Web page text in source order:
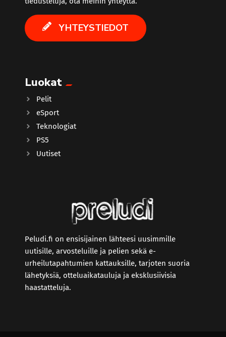
YHTEYSTIEDOT
Luokat
Pelit
eSport
Teknologiat
PS5
Uutiset
Peludi.fi on ensisijainen lähteesi uusimmille
uutisille, arvosteluille ja pelien sekä e-
urheilutapahtumien kattauksille, tarjoten suoria
lähetyksiä, otteluaikatauluja ja eksklusiivisia
haastatteluja.